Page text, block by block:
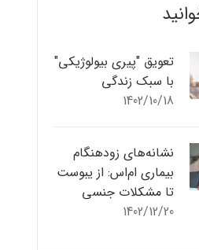
تعویق "پیری بیولوژیکی"
با سبک زندگی
1402/10/18
نشانه‌های زودهنگام
بیماری ام‌اس: از یبوست
تا مشکلات جنسی
1402/12/20